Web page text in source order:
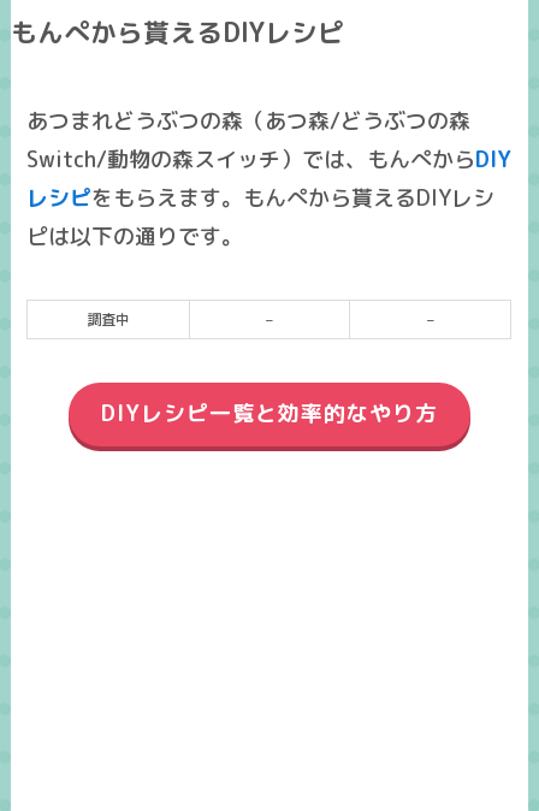
もんぺから貰えるDIYレシピ
あつまれどうぶつの森（あつ森/どうぶつの森
Switch/動物の森スイッチ）では、もんぺからDIY
レシピをもらえます。もんぺから貰えるDIYレシ
ピは以下の通りです。
調査中 – –
DIYレシピ一覧と効率的なやり方